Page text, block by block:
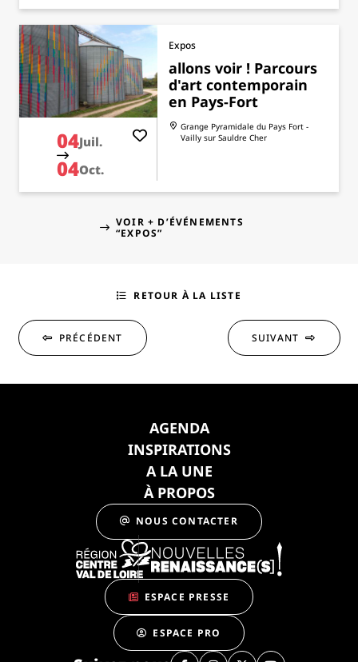
04Juil.
04Oct.
Expos
allons voir ! Parcours
d'art contemporain
en Pays-Fort
Grange Pyramidale du Pays Fort -
Vailly sur SauldreCher
VOIR + D’ÉVÉNEMENTS
“EXPOS”
PRÉCÉDENT
RETOUR À LA LISTE
SUIVANT
AGENDA
INSPIRATIONS
A LA UNE
À PROPOS
NOUS CONTACTER
ESPACE PRESSE
ESPACE PRO